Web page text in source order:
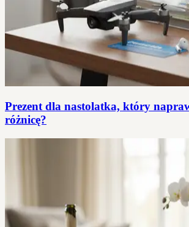
Prezent dla nastolatka, który
różnicę?